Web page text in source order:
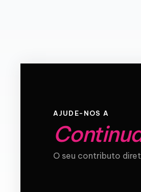
AJUDE-NOS A
O seu contributo